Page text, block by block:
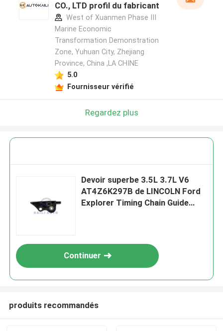
CO., LTD profil du fabricant
West of Xuanmen Phase III
Marine Economic
Transformation Demonstration
Zone, Yuhuan City, Zhejiang
Province, China ,LA CHINE
5.0
Fournisseur vérifié
Regardez plus
Devoir superbe 3.5L 3.7L V6
AT4Z6K297B de LINCOLN Ford
Explorer Timing Chain Guide
Continuer
produits recommandés